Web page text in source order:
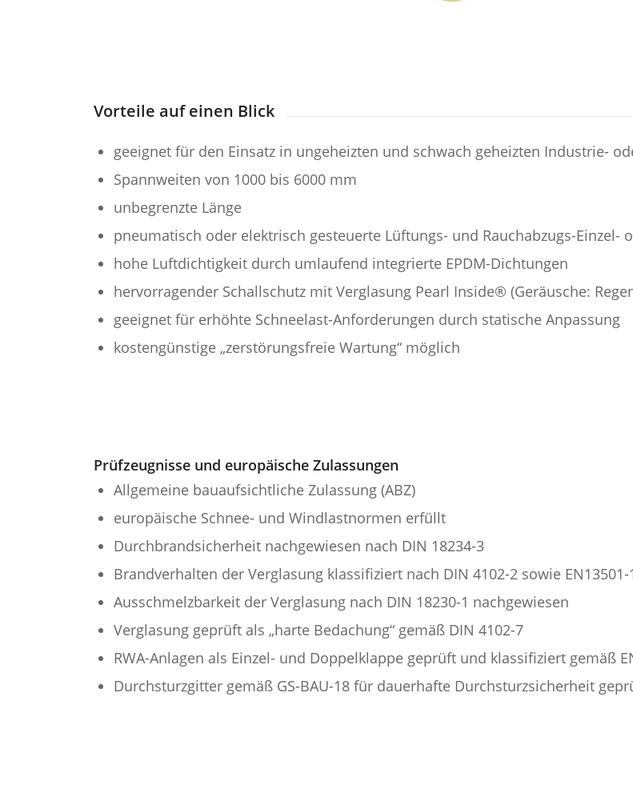
Vorteile auf einen Blick
geeignet für den Einsatz in ungeheizten und schwach geheizten Industrie-
Spannweiten von 1000 bis 6000 mm
unbegrenzte Länge
pneumatisch oder elektrisch gesteuerte Lüftungs- und Rauchabzugs-Einzel-
hohe Luftdichtigkeit durch umlaufend integrierte EPDM-Dichtungen
hervorragender Schallschutz mit Verglasung Pearl Inside® (Geräusche:
geeignet für erhöhte Schneelast-Anforderungen durch statische Anpassung
kostengünstige „zerstörungsfreie Wartung“ möglich
Prüfzeugnisse und europäische Zulassungen
Allgemeine bauaufsichtliche Zulassung (ABZ)
europäische Schnee- und Windlastnormen erfüllt
Durchbrandsicherheit nachgewiesen nach DIN 18234-3
Brandverhalten der Verglasung klassifiziert nach DIN 4102-2 sowie EN13501-
Ausschmelzbarkeit der Verglasung nach DIN 18230-1 nachgewiesen
Verglasung geprüft als „harte Bedachung“ gemäß DIN 4102-7
RWA-Anlagen als Einzel- und Doppelklappe geprüft und klassifiziert gemäß
Durchsturzgitter gemäß GS-BAU-18 für dauerhafte Durchsturzsicherheit